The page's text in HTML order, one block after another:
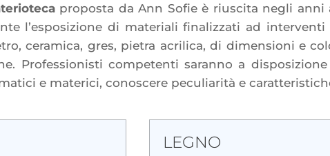
proposta da Ann Sofie è riuscita negli
l’esposizione di materiali finalizzati ad
ceramica, gres, pietra acrilica, di dimensioni e
Professionisti competenti saranno a
e materici, conoscere peculiarità e
LEGNO